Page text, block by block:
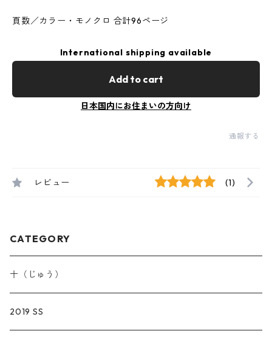
頁数／カラー・モノクロ 合計96ページ
International shipping available
Add to cart
日本国内にお住まいの方向け
通報する
レビュー (1)
CATEGORY
十（じゅう）
2019 SS